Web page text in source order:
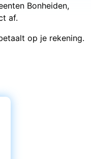
Bonheiden,
af.
op je rekening.